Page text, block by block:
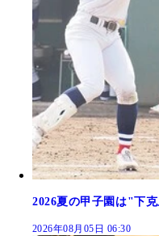
2026夏の甲子園は"下
2026年08月05日 06:30